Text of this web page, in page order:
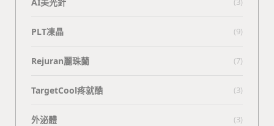
PLT凍晶 (9)
Rejuran麗珠蘭 (7)
TargetCool疼就酷 (3)
外泌體 (3)